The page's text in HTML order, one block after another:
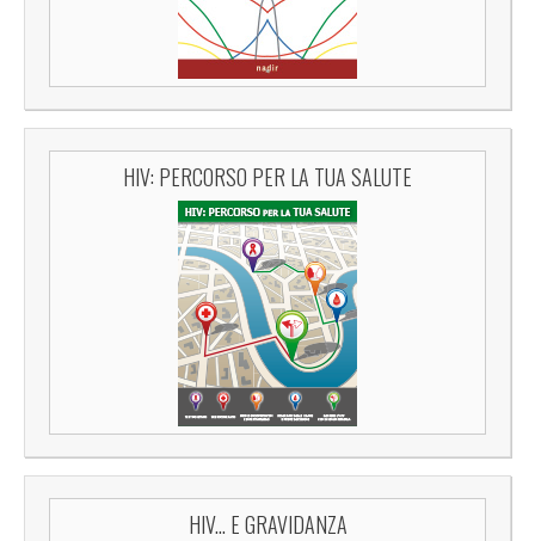
HIV: PERCORSO PER LA TUA SALUTE
HIV... E GRAVIDANZA